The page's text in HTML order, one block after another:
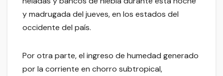
y madrugada del jueves, en los estados del
occidente del país.
Por otra parte, el ingreso de humedad generado
por la corriente en chorro subtropical,